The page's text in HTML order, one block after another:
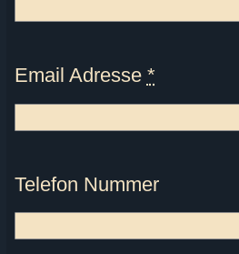
Email Adresse *
Telefon Nummer